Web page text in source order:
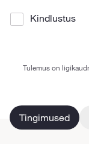
Kindlustus
Tulemus on
Tingimused